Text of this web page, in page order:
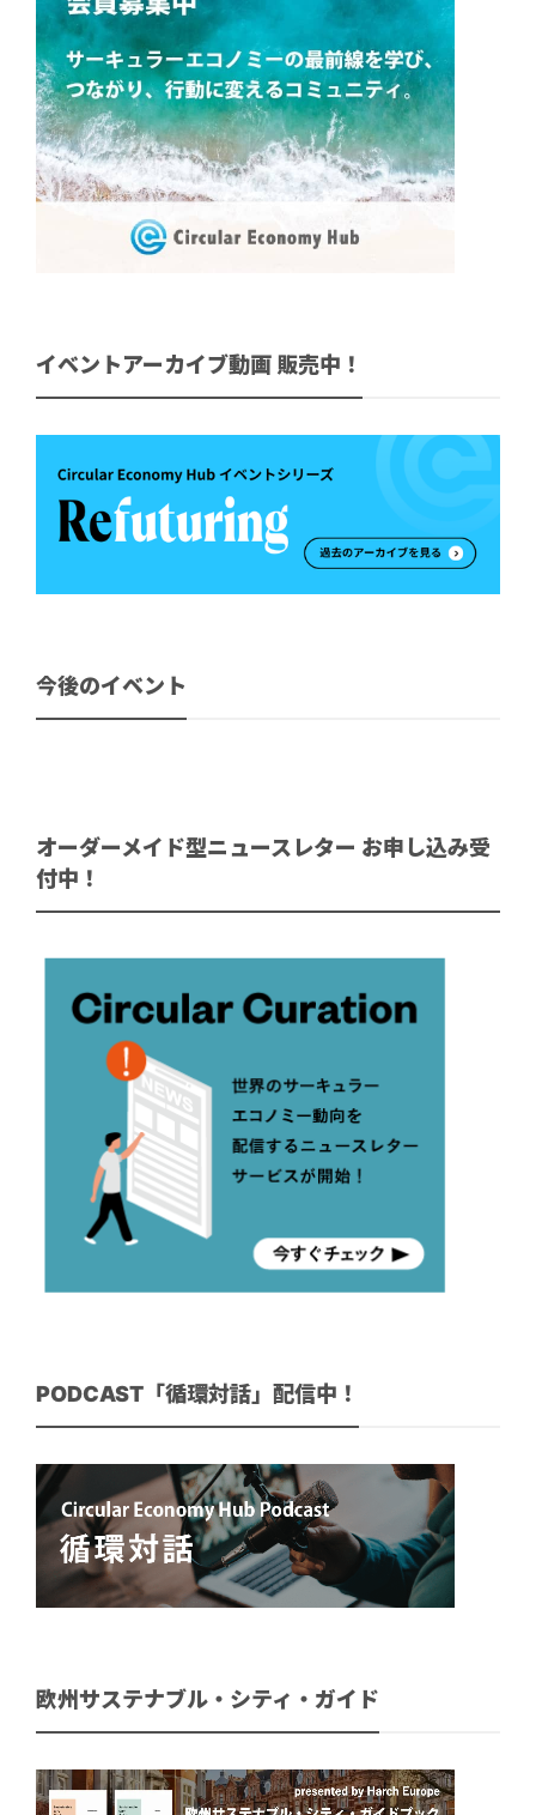
イベントアーカイブ動画 販売中！
今後のイベント
オーダーメイド型ニュースレター お申し込み受
付中！
PODCAST「循環対話」配信中！
欧州サステナブル・シティ・ガイド